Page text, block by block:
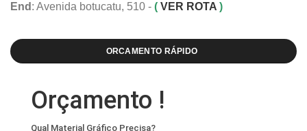
End : Avenida botucatu, 510 - ( VER ROTA )
ORCAMENTO RÁPIDO